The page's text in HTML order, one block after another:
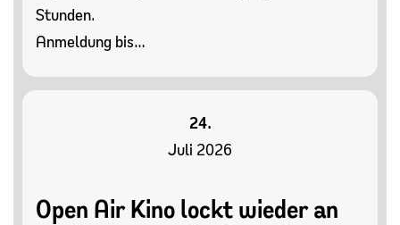
Stunden.
Anmeldung bis…
24.
Juli 2026
Open Air Kino lockt wieder an